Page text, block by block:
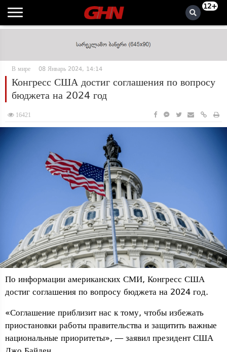
12+
В мире 08 Январь 2024, 14:14
Конгресс США достиг соглашения по вопросу
бюджета на 2024 год
16421
По информации американских СМИ, Конгресс США
достиг соглашения по вопросу бюджета на 2024 год.
«Соглашение приблизит нас к тому, чтобы избежать
приостановки работы правительства и защитить важные
национальные приоритеты», — заявил президент США